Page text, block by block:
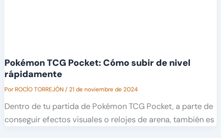
Pokémon TCG Pocket: Cómo subir de nivel
rápidamente
PorROCÍO TORREJÓN/21 de noviembre de 2024
Dentro de tu partida de Pokémon TCG Pocket, a parte de
conseguir efectos visuales o relojes de arena, también es